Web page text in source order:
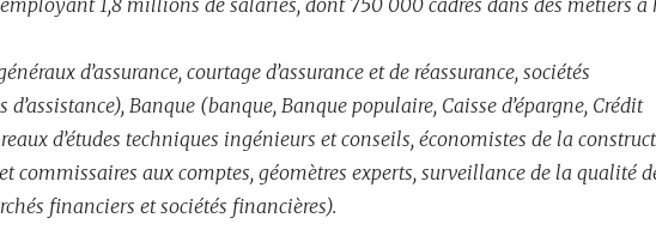
1,8 millions de salariés, dont 750 000 cadres dans des métiers à
d’assurance, courtage d’assurance et de réassurance, sociétés
d’assistance), Banque (banque, Banque populaire, Caisse d’épargne, Crédit
d’études techniques ingénieurs et conseils, économistes de la
commissaires aux comptes, géomètres experts, surveillance de la qualité
financiers et sociétés financières).